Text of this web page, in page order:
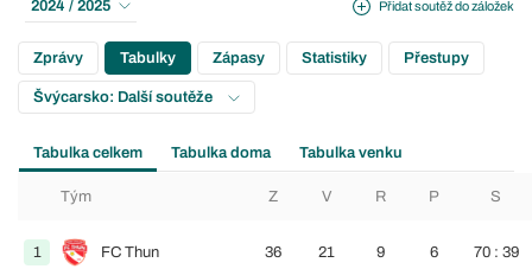
Přidat soutěž do záložek
2024 / 2025
Zprávy Tabulky Zápasy Statistiky Přestupy
Švýcarsko: Další soutěže
Tabulka celkem Tabulka doma Tabulka venku
Tým Z V R P S
1 FC Thun 36 21 9 6 70 : 39